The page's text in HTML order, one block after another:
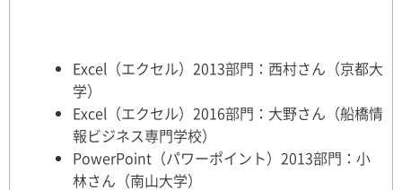
Excel（エクセル）2013部門：西村さん（京都大
学）
Excel（エクセル）2016部門：大野さん（船橋情
報ビジネス専門学校）
PowerPoint（パワーポイント）2013部門：小
林さん（南山大学）